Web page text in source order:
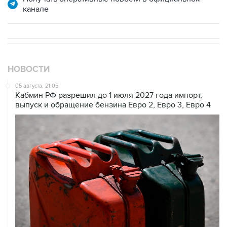
05 августа, 21:05
Кабмин РФ разрешил до 1 июля 2027 года импорт,
выпуск и обращение бензина Евро 2, Евро 3, Евро 4